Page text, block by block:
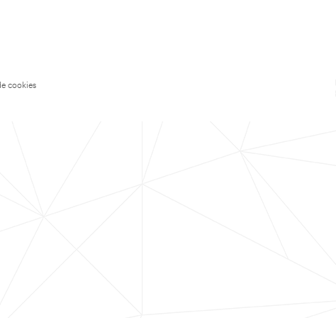
cookies